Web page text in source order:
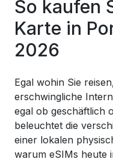
So kaufen
Karte in
2026
Egal wohin Sie
erschwingliche
egal ob geschäftlich
beleuchtet die
einer lokalen
warum eSIMs heute